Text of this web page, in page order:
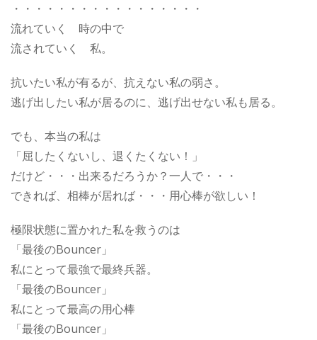
・・・・・・・・・・・・・・・・・
流れていく 時の中で
流されていく 私。
抗いたい私が有るが、抗えない私の弱さ。
逃げ出したい私が居るのに、逃げ出せない私も居る。
でも、本当の私は
「屈したくないし、退くたくない！」
だけど・・・出来るだろうか？一人で・・・
できれば、相棒が居れば・・・用心棒が欲しい！
極限状態に置かれた私を救うのは
「最後のBouncer」
私にとって最強で最終兵器。
「最後のBouncer」
私にとって最高の用心棒
「最後のBouncer」